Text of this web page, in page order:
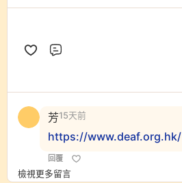
芳15天前
https://www.deaf.org.hk/
回覆
檢視更多留言